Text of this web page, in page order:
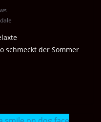
schmeckt der Sommer